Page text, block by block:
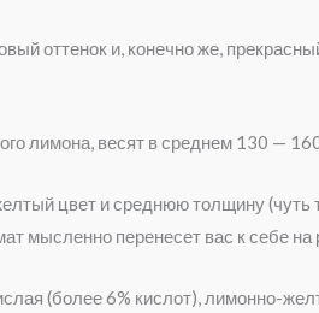
оттенок и, конечно же,
лимона, весят в среднем 130 —
цвет и среднюю толщину (чуть
мысленно перенесет вас к себе
(более 6% кислот), лимонно-